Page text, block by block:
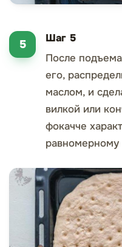
Шаг 5
После
его,
маслом, и
вилкой или
фокачче